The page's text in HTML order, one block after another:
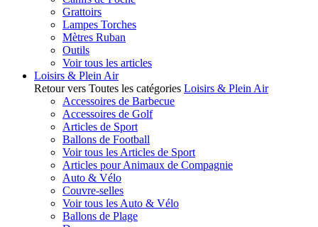
Grattoirs
Lampes Torches
Mètres Ruban
Outils
Voir tous les articles
Loisirs & Plein Air
Retour vers Toutes les catégories Loisirs & Plein Air
Accessoires de Barbecue
Accessoires de Golf
Articles de Sport
Ballons de Football
Voir tous les Articles de Sport
Articles pour Animaux de Compagnie
Auto & Vélo
Couvre-selles
Voir tous les Auto & Vélo
Ballons de Plage